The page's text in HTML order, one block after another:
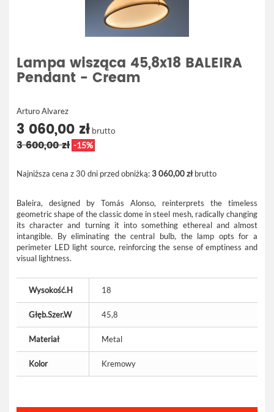
Lampa wisząca 45,8x18 BALEIRA
Pendant - Cream
Arturo Alvarez
3 060,00 zł brutto
3 600,00 zł -15%
Najniższa cena z 30 dni przed obniżką:3 060,00 złbrutto
Baleira, designed by Tomás Alonso, reinterprets the timeless
geometric shape of the classic dome in steel mesh, radically changing
its character and turning it into something ethereal and almost
intangible. By eliminating the central bulb, the lamp opts for a
perimeter LED light source, reinforcing the sense of emptiness and
visual lightness.
Wysokość.H 18
Głęb.Szer.W 45,8
Materiał Metal
Kolor Kremowy